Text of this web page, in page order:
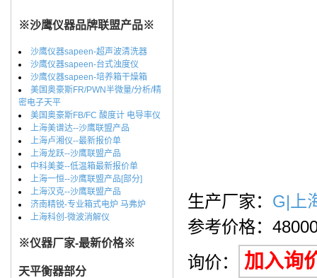
※沙鹰仪器品牌联盟产品※
沙鹰仪器sapeen-超声波清洗器
沙鹰仪器sapeen-台式浊度仪
沙鹰仪器sapeen-培养箱干燥箱
美国奥豪斯FR/PWN半微量/分析/精
密电子天平
美国奥豪斯FB/FC 酸度计 电导率仪
上海美谱达--沙鹰联盟产品
上海卢湘仪--最新报价单
上海龙跃--沙鹰联盟产品
中科美菱--低温箱最新报价单
上海一恒--沙鹰联盟产品[部分]
上海汉克--沙鹰联盟产品
济南精锐-专业箱式电炉 马弗炉
上海科创-微波消解仪
※仪器厂家-最新价格※
天平衡器部分
生产厂家： G|上
参考价格：
询价：
加入询